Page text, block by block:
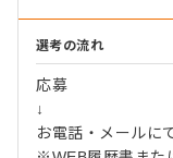
選考の流れ
応募
↓
お電話・メールに